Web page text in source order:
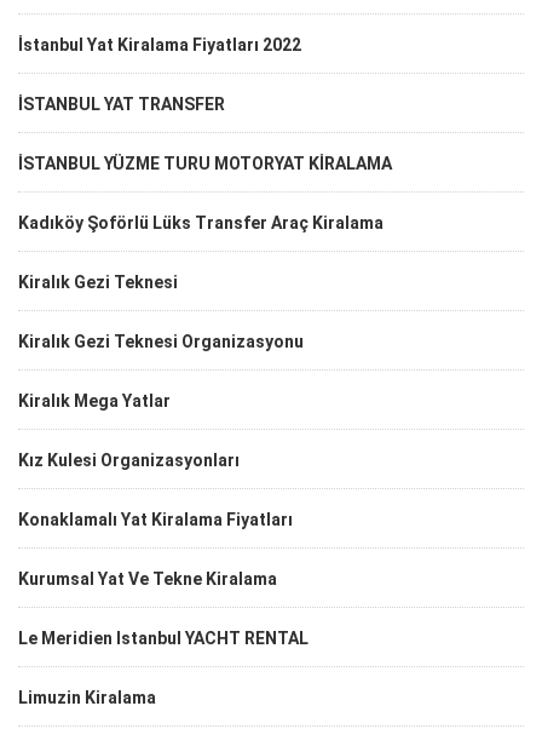
İstanbul Yat Kiralama Fiyatları 2022
İSTANBUL YAT TRANSFER
İSTANBUL YÜZME TURU MOTORYAT KİRALAMA
Kadıköy Şoförlü Lüks Transfer Araç Kiralama
Kiralık Gezi Teknesi
Kiralık Gezi Teknesi Organizasyonu
Kiralık Mega Yatlar
Kız Kulesi Organizasyonları
Konaklamalı Yat Kiralama Fiyatları
Kurumsal Yat Ve Tekne Kiralama
Le Meridien Istanbul YACHT RENTAL
Limuzin Kiralama